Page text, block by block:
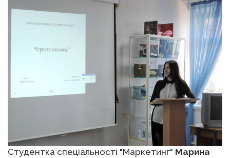
Студентка спеціальності "Маркетинг" Марина